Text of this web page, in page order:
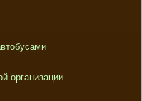
организации